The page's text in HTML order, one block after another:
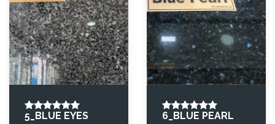
5_BLUE EYES 6_BLUE PEARL